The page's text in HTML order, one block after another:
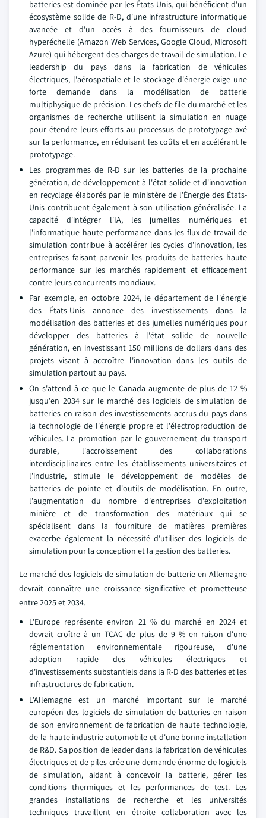
batteries est dominée par les États-Unis, qui bénéficient d'un
écosystème solide de R-D, d'une infrastructure informatique
avancée et d'un accès à des fournisseurs de cloud
hyperéchelle (Amazon Web Services, Google Cloud, Microsoft
Azure) qui hébergent des charges de travail de simulation. Le
leadership du pays dans la fabrication de véhicules
électriques, l'aérospatiale et le stockage d'énergie exige une
forte demande dans la modélisation de batterie
multiphysique de précision. Les chefs de file du marché et les
organismes de recherche utilisent la simulation en nuage
pour étendre leurs efforts au processus de prototypage axé
sur la performance, en réduisant les coûts et en accélérant le
prototypage.
Les programmes de R-D sur les batteries de la prochaine
génération, de développement à l'état solide et d'innovation
en recyclage élaborés par le ministère de l'Énergie des États-
Unis contribuent également à son utilisation généralisée. La
capacité d'intégrer l'IA, les jumelles numériques et
l'informatique haute performance dans les flux de travail de
simulation contribue à accélérer les cycles d'innovation, les
entreprises faisant parvenir les produits de batteries haute
performance sur les marchés rapidement et efficacement
contre leurs concurrents mondiaux.
Par exemple, en octobre 2024, le département de l'énergie
des États-Unis annonce des investissements dans la
modélisation des batteries et des jumelles numériques pour
développer des batteries à l'état solide de nouvelle
génération, en investissant 150 millions de dollars dans des
projets visant à accroître l'innovation dans les outils de
simulation partout au pays.
On s'attend à ce que le Canada augmente de plus de 12 %
jusqu'en 2034 sur le marché des logiciels de simulation de
batteries en raison des investissements accrus du pays dans
la technologie de l'énergie propre et l'électroproduction de
véhicules. La promotion par le gouvernement du transport
durable, l'accroissement des collaborations
interdisciplinaires entre les établissements universitaires et
l'industrie, stimule le développement de modèles de
batteries de pointe et d'outils de modélisation. En outre,
l'augmentation du nombre d'entreprises d'exploitation
minière et de transformation des matériaux qui se
spécialisent dans la fourniture de matières premières
exacerbe également la nécessité d'utiliser des logiciels de
simulation pour la conception et la gestion des batteries.
Le marché des logiciels de simulation de batterie en Allemagne
devrait connaître une croissance significative et prometteuse
entre 2025 et 2034.
L'Europe représente environ 21 % du marché en 2024 et
devrait croître à un TCAC de plus de 9 % en raison d'une
réglementation environnementale rigoureuse, d'une
adoption rapide des véhicules électriques et
d'investissements substantiels dans la R-D des batteries et les
infrastructures de fabrication.
L'Allemagne est un marché important sur le marché
européen des logiciels de simulation de batteries en raison
de son environnement de fabrication de haute technologie,
de la haute industrie automobile et d'une bonne installation
de R&D. Sa position de leader dans la fabrication de véhicules
électriques et de piles crée une demande énorme de logiciels
de simulation, aidant à concevoir la batterie, gérer les
conditions thermiques et les performances de test. Les
grandes installations de recherche et les universités
techniques travaillent en étroite collaboration avec les